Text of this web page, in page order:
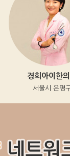
경희아이한의원
서울시 은평구